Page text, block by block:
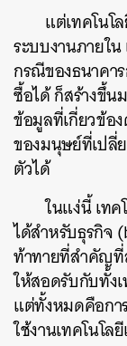
แต่เทคโนโ
ระบบงานภายใ
กรณีของธนาคา
ซื้อได้ ก็สร้างขึ้น
ข้อมูลที่เกี่ยวข้อ
ของมนุษย์ที่เปลี่
ตัวได้
ในแง่นี้ เท
ได้สำหรับธุรกิจ
ท้าทายที่สำคัญที่
ให้สอดรับกับทั้ง
แต่ทั้งหมดคือกา
ใช้งานเทคโนโล